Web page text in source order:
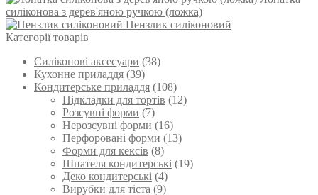
силіконова з дерев'яною ручкою (ложка)
Пензлик силіконовий
Категорії товарів
Силіконові аксесуари (38)
Кухонне приладдя (39)
Кондитерське приладдя (108)
Підкладки для тортів (12)
Розсувні форми (7)
Нерозсувні форми (16)
Перфоровані форми (13)
Форми для кексів (8)
Шпателя кондитерські (19)
Деко кондитерські (4)
Вирубки для тіста (9)